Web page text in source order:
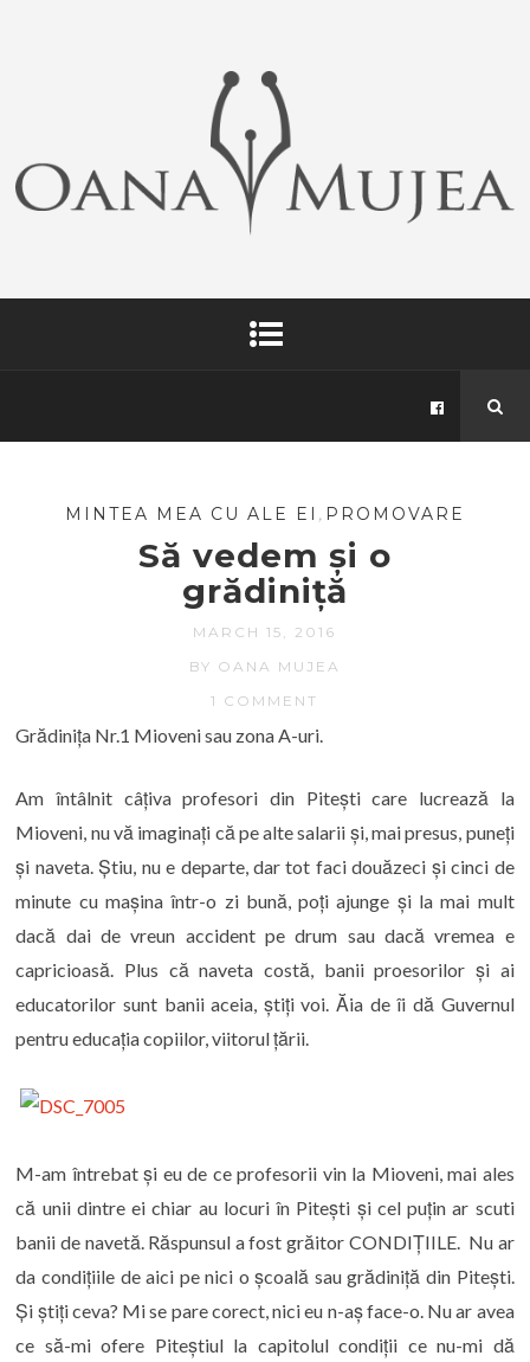
MINTEA MEA CU ALE EI , PROMOVARE
Să vedem și o
grădiniță
MARCH 15, 2016
BY OANA MUJEA
1 COMMENT
Grădinița Nr.1 Mioveni sau zona A-uri.
Am întâlnit câțiva profesori din Pitești care lucrează la
Mioveni, nu vă imaginați că pe alte salarii și, mai presus, puneți
și naveta. Știu, nu e departe, dar tot faci douăzeci și cinci de
minute cu mașina într-o zi bună, poți ajunge și la mai mult
dacă dai de vreun accident pe drum sau dacă vremea e
capricioasă. Plus că naveta costă, banii proesorilor și ai
educatorilor sunt banii aceia, știți voi. Ăia de îi dă Guvernul
pentru educația copiilor, viitorul țării.
M-am întrebat și eu de ce profesorii vin la Mioveni, mai ales
că unii dintre ei chiar au locuri în Pitești și cel puțin ar scuti
banii de navetă. Răspunsul a fost grăitor CONDIȚIILE. Nu ar
da condițiile de aici pe nici o școală sau grădiniță din Pitești.
Și știți ceva? Mi se pare corect, nici eu n-aș face-o. Nu ar avea
ce să-mi ofere Piteștiul la capitolul condiții ce nu-mi dă